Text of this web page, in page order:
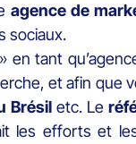
agence de
sociaux.
tant
et afin que
Brésiletc. Le
les efforts et